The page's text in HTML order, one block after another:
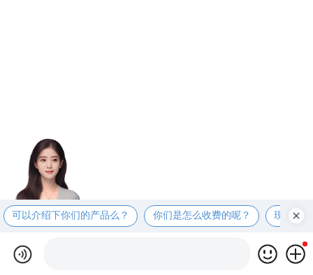
可以介绍下你们的产品么？ 你们是怎么收费的呢？ 现在有